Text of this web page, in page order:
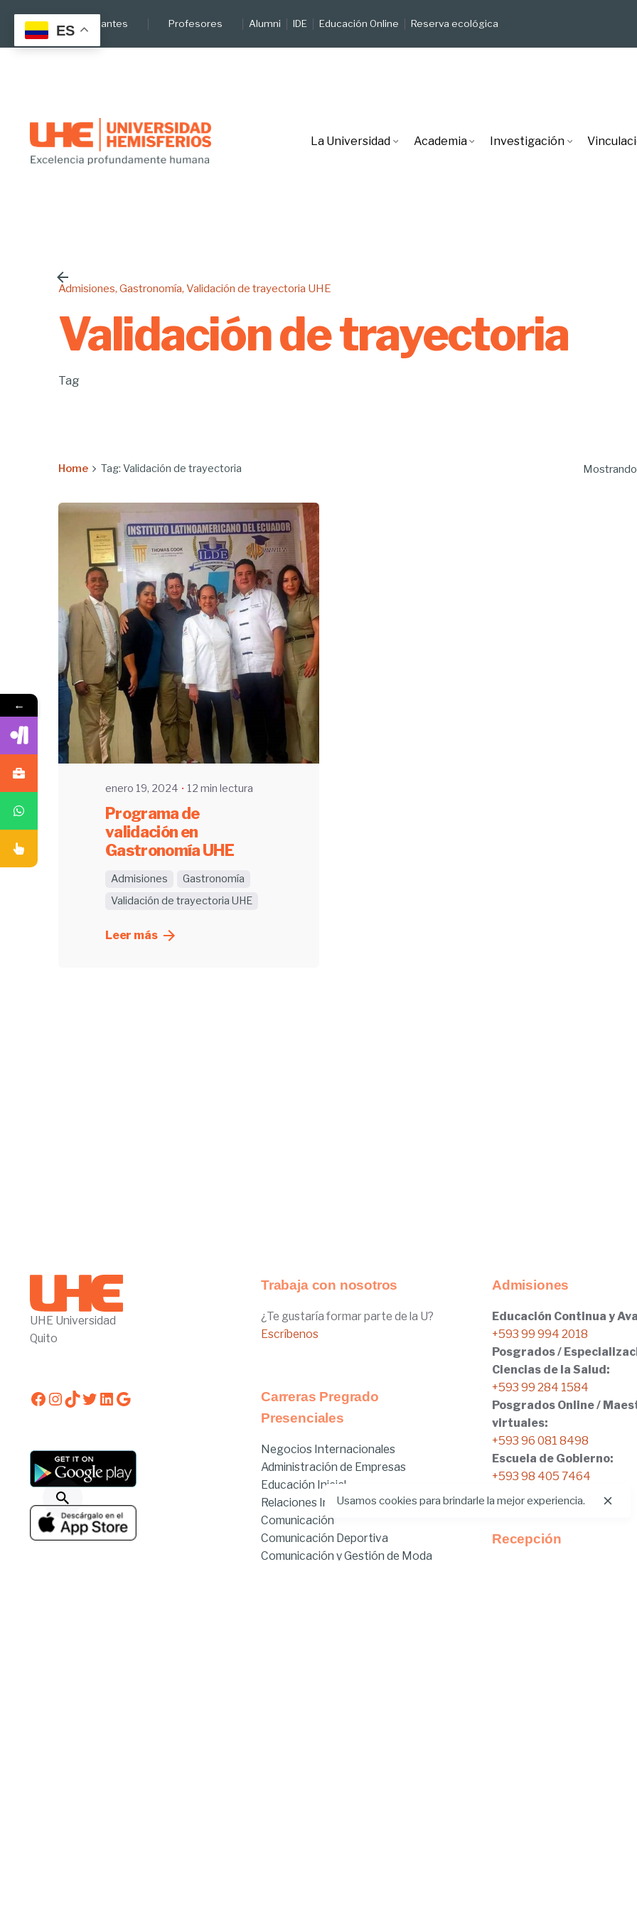
content
Estudiantes Profesores Alumni IDE Educación Online Reserva ecológica
La Universidad Academia Investigación
Admisiones Gastronomía Validación de trayectoria UHE
Validación de trayectoria
Tag
Home Tag: Validación de trayectoria
Enviado por
UHE
enero 19, 2024 12 min lectura
Programa de
validación en
Gastronomía UHE
Admisiones
Gastronomía
Validación de trayectoria UHE
Leer más
UHE Universidad
Quito
Facebook
Instagram
TikTok
Twitter
LinkedIn
Google
Trabaja con nosotros
¿Te gustaría formar parte de la U?
Escríbenos
Carreras Pregrado
Presenciales
Negocios Internacionales
Administración de Empresas
Educación Inicial
Relaciones Internacionales
Comunicación
Comunicación Deportiva
Comunicación y Gestión de Moda
Admisiones
Educación Continua y
+593 99 994 2018
Posgrados /
Ciencias de la Salud:
+593 99 284 1584
Posgrados Online /
virtuales:
+593 96 081 8498
Escuela de Gobierno:
+593 98 405 7464
Recepción
Usamos cookies para brindarle la mejor experiencia.
ES
←